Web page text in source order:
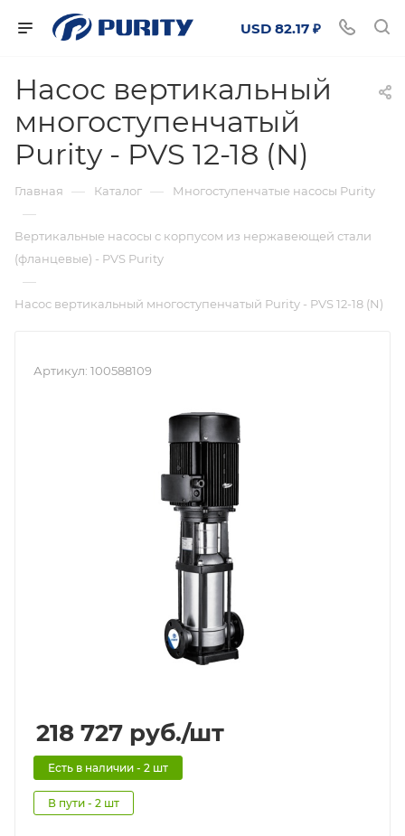
USD 82.17 ₽
Насос вертикальный
многоступенчатый
Purity - PVS 12-18 (N)
Главная — Каталог — Многоступенчатые насосы Purity
—
Вертикальные насосы с корпусом из нержавеющей стали
(фланцевые) - PVS Purity
—
Насос вертикальный многоступенчатый Purity - PVS 12-18 (N)
Артикул: 100588109
218 727 руб./шт
Есть в наличии - 2 шт
В пути - 2 шт